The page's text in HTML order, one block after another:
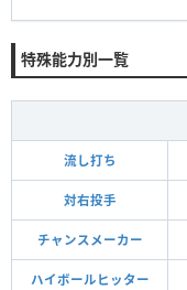
特殊能力別一覧
流し打ち
対右投手
チャンスメーカー
ハイボールヒッター